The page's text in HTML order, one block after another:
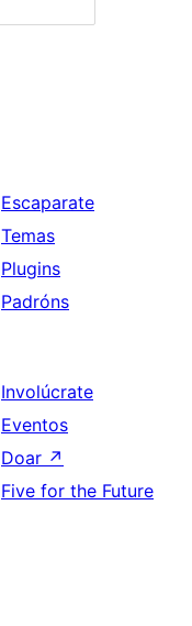
Escaparate
Temas
Plugins
Padróns
Involúcrate
Eventos
Doar ↗
Five for the Future